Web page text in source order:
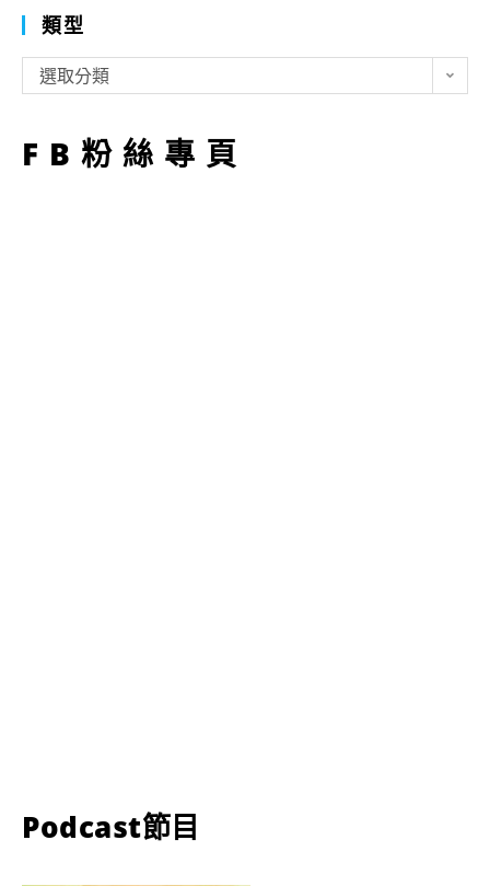
類型
型
選取分類
FB粉絲專頁
Podcast節目